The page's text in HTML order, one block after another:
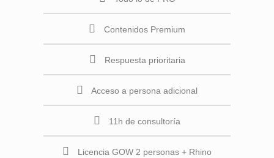
Contenidos Premium
Respuesta prioritaria
Acceso a persona adicional
11h de consultoría
Licencia GOW 2 personas + Rhino